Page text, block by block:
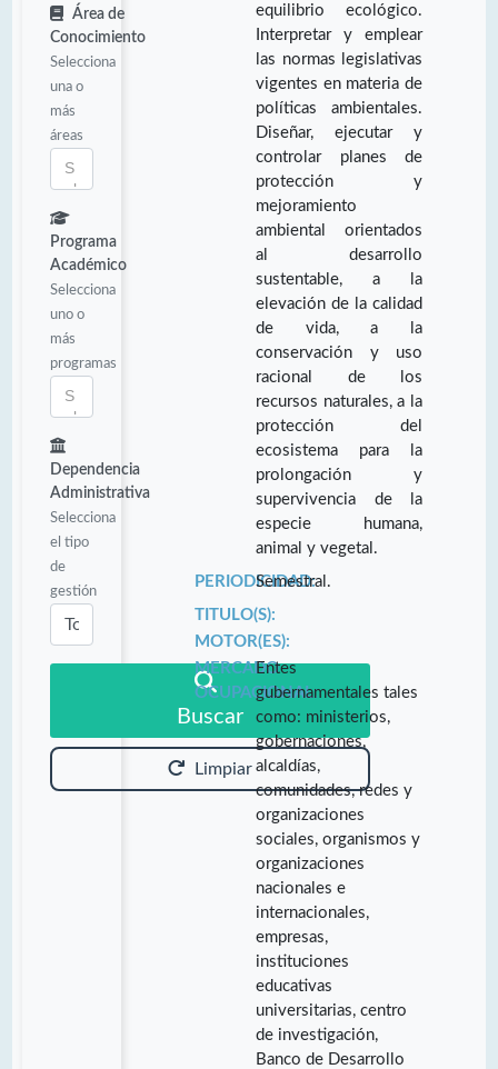
Área de
Conocimiento
Selecciona
una o
más
áreas
Programa
Académico
Selecciona
uno o
más
programas
Dependencia
Administrativa
Selecciona
el tipo
de
gestión
Buscar
Limpiar
equilibrio ecológico.
Interpretar y emplear
las normas legislativas
vigentes en materia de
políticas ambientales.
Diseñar, ejecutar y
controlar planes de
protección y
mejoramiento
ambiental orientados
al desarrollo
sustentable, a la
elevación de la calidad
de vida, a la
conservación y uso
racional de los
recursos naturales, a la
protección del
ecosistema para la
prolongación y
supervivencia de la
especie humana,
animal y vegetal.
PERIODICIDAD:
Semestral.
TITULO(S):
MOTOR(ES):
MERCADO
OCUPACIONAL:
Entes
gubernamentales tales
como: ministerios,
gobernaciones,
alcaldías,
comunidades, redes y
organizaciones
sociales, organismos y
organizaciones
nacionales e
internacionales,
empresas,
instituciones
educativas
universitarias, centro
de investigación,
Banco de Desarrollo